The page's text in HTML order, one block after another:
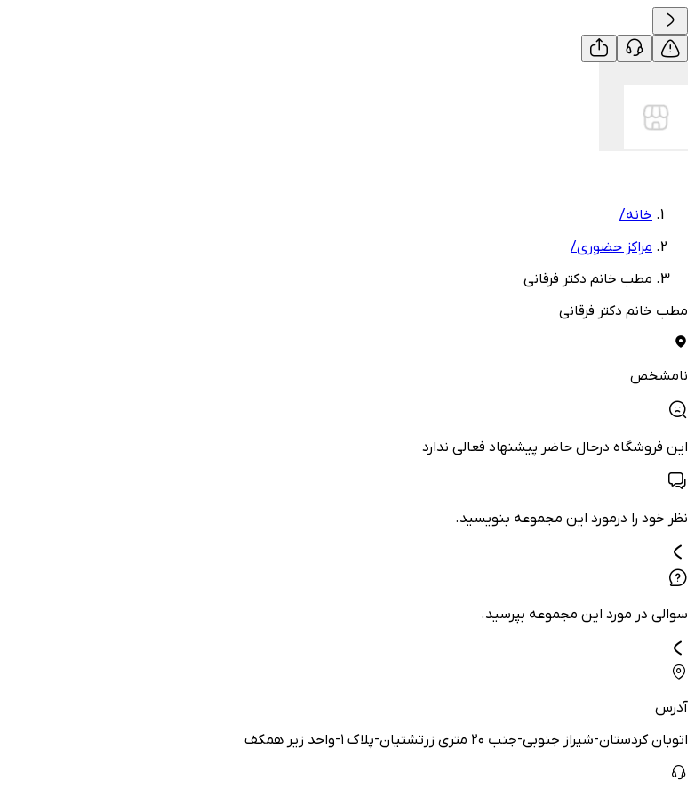
خانه/
مراکز حضوری/
مطب خانم دکتر فرقانی
مطب خانم دکتر فرقانی
نامشخص
این فروشگاه درحال حاضر پیشنهاد فعالی ندارد
نظر خود را درمورد این مجموعه بنویسید.
سوالی در مورد این مجموعه بپرسید.
آدرس
اتوبان کردستان-شیراز جنوبی-جنب ۲۰ متری زرتشتیان-پلاک ۱-واحد زیر همکف